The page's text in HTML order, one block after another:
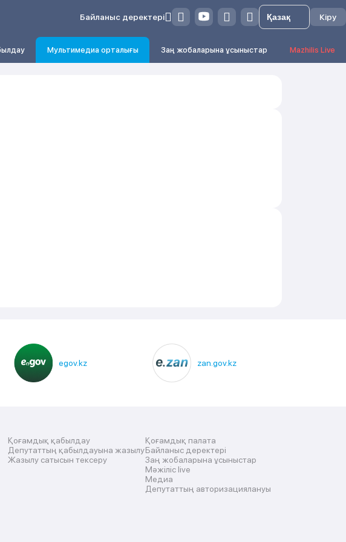
Байланыс деректері Кіру
Мультимедиа орталығы Заң жобаларына ұсыныстар Mazhilis Live
egov.kz zan.gov.kz
Қоғамдық қабылдау
Депутаттың қабылдауына жазылу
Жазылу сатысын тексеру
Қоғамдық палата
Байланыс деректері
Заң жобаларына ұсыныстар
Мәжіліс live
Медиа
Депутаттың авторизациялануы